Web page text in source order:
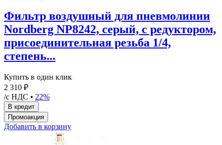
Фильтр воздушный для пневмолинии
Nordberg NP8242, серый, с редуктором,
присоединительная резьба 1/4,
степень...
Купить в один клик
2 310 ₽
/с НДС • 22%
Добавить в корзину